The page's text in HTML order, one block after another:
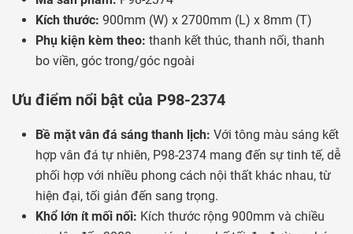
Kích thước: 900mm (W) x 2700mm (L) x 8mm (T)
Phụ kiện kèm theo: thanh kết thúc, thanh nối, thanh
bo viền, góc trong/góc ngoài
Ưu điểm nổi bật của P98-2374
Bề mặt vân đá sáng thanh lịch: Với tông màu sáng kết
hợp vân đá tự nhiên, P98-2374 mang đến sự tinh tế, dễ
phối hợp với nhiều phong cách nội thất khác nhau, từ
hiện đại, tối giản đến sang trọng.
Khổ lớn ít mối nối: Kích thước rộng 900mm và chiều